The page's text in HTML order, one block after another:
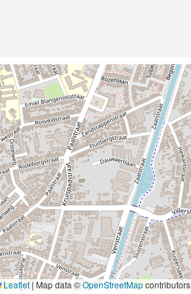
Leaflet | Map data ©OpenStreetMapcontributors